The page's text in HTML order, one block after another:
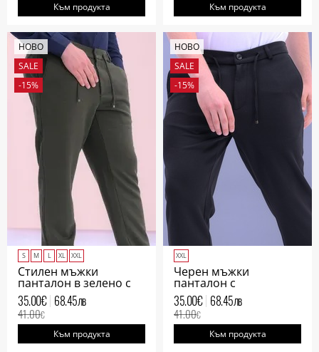
Към продукта
Към продукта
НОВО
SALE
-15%
S M L XL XXL
Стилен мъжки
панталон в зелено с
италиански джоб
35.00€ 68.45лв
41.00€
Към продукта
НОВО
SALE
-15%
XXL
Черен мъжки
панталон с
италиански джоб
35.00€ 68.45лв
41.00€
Към продукта